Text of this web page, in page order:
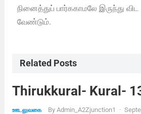
நினைத்துப் பார்ககாமலே இருந்து விட
வேண்டும்.
Related Posts
Thirukkural- Kural-
ஊடலுவகை By Admin_A2Zjunction1 ·